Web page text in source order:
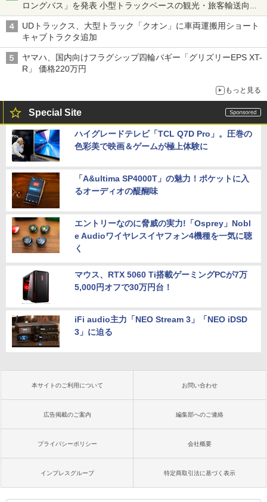
ロングバス」を発表 小型トラックベースの観光・旅客輸送向け
バス
UDトラックス、大型トラック「クオン」に車両運搬用ショート
キャブトラクタ追加
ヤマハ、国内向けフラグシップ四輪バギー「グリズリーEPS XT-
R」 価格220万円
もっと見る
Special Site
ハイグレードテレビ「TCL Q7D Pro」。圧巻の
色彩美で映画＆ゲームが極上体験に
「A&ultima SP4000T」の魅力！ポケットに入
るオーディオの醍醐味
エントリーなのに脅威の実力!「Osprey」Nobl
e Audioワイヤレスイヤフォン4機種を一気に聴
く
マウス、RTX 5060 Ti搭載ゲーミングPCが7万
5,000円オフで30万円台！
iFi audio主力「NEO Stream 3」「NEO iDSD
3」に迫る
本サイトのご利用について お問い合わせ
広告掲載のご案内 編集部へのご連絡
プライバシーポリシー 会社概要
インプレスグループ 特定商取引法に基づく表示